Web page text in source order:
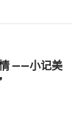
——小记美